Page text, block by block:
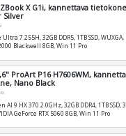
X G1i, kannettava
Silver
7 255H, 32GB DDR5, 1TB SSD,
2000 Blackwell 8GB, Win 11 Pro
ProArt P16 H7606WM,
Nano Black
AI 9 HX 370 2.0GHz, 32GB DDR4, 1TB SSD,
GeForce RTX 5060 8GB, Win 11 Pro